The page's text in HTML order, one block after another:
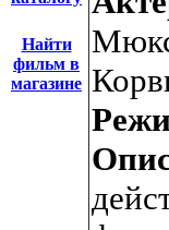
Найти
фильм в
магазине